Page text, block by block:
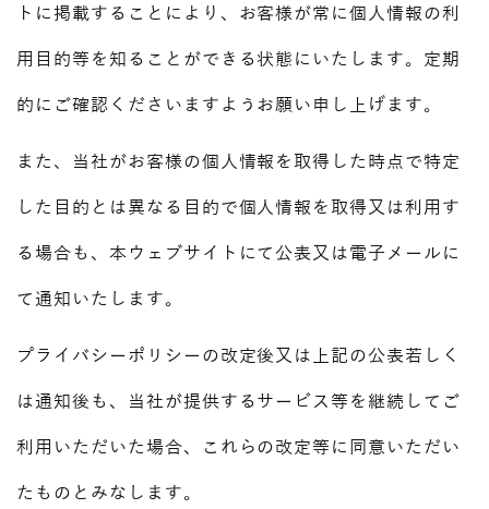
トに掲載することにより、お客様が常に個人情報の利
用目的等を知ることができる状態にいたします。定期
的にご確認くださいますようお願い申し上げます。
また、当社がお客様の個人情報を取得した時点で特定
した目的とは異なる目的で個人情報を取得又は利用す
る場合も、本ウェブサイトにて公表又は電子メールに
て通知いたします。
プライバシーポリシーの改定後又は上記の公表若しく
は通知後も、当社が提供するサービス等を継続してご
利用いただいた場合、これらの改定等に同意いただい
たものとみなします。